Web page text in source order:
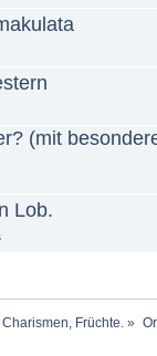
(mit
Lob.
Früchte. »